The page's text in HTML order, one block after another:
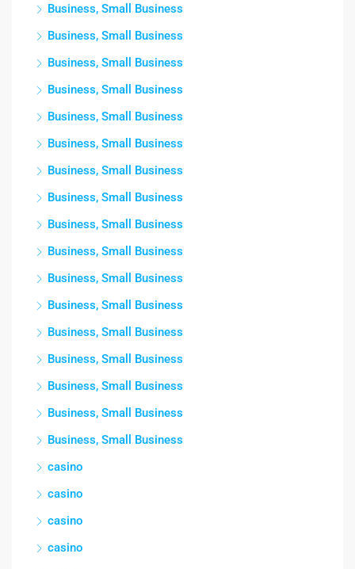
Business, Small Business
Business, Small Business
Business, Small Business
Business, Small Business
Business, Small Business
Business, Small Business
Business, Small Business
Business, Small Business
Business, Small Business
Business, Small Business
Business, Small Business
Business, Small Business
Business, Small Business
Business, Small Business
Business, Small Business
Business, Small Business
Business, Small Business
casino
casino
casino
casino